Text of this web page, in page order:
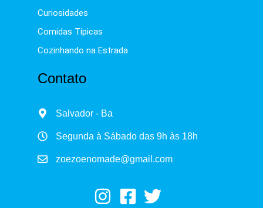
Curiosidades
Comidas Típicas
Cozinhando na Estrada
Contato
Salvador - Ba
Segunda à Sábado das 9h às 18h
zoezoenomade@gmail.com